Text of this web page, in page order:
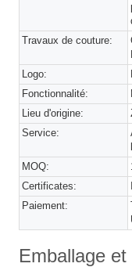
Travaux de couture:
Logo:
Fonctionnalité:
Lieu d'origine:
Service:
MOQ:
Certificates:
Paiement:
Emballage et